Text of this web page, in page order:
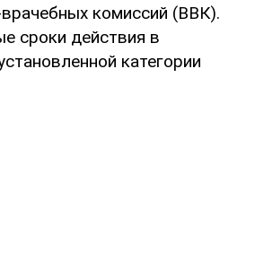
комиссий (ВВК).
сроки действия в
категории